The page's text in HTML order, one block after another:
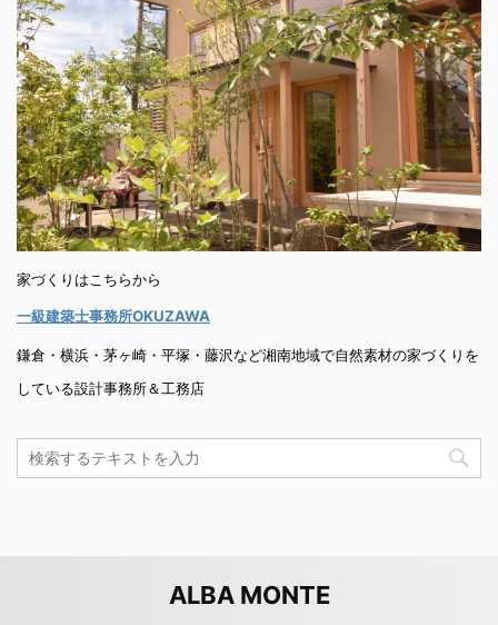
家づくりはこちらから
一級建築士事務所OKUZAWA
鎌倉・横浜・茅ヶ崎・平塚・藤沢など湘南地域で自然素材の家づくりを
している設計事務所＆工務店
ALBA MONTE